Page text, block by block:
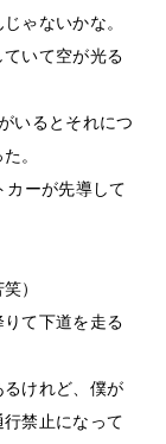
ゃないかな。
いて空が光る
いるとそれにつ
。
カーが先導して
）
て下道を走る
けれど、僕が
禁止になって